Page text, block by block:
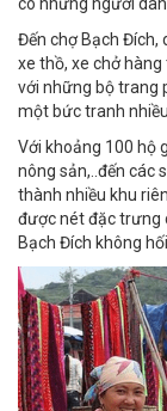
có những người
Đến chợ Bạch Đích,
xe thồ, xe chở
với những bộ trang
một bức tranh
Với khoảng 100 hộ
nông sản,..đến các
thành nhiều khu
được nét đặc trưng
Bạch Đích không